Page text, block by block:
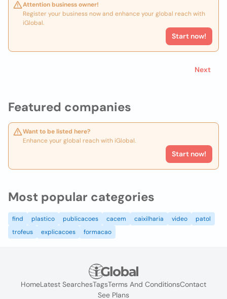
Featured companies
Want to be listed here?
Enhance your global reach with iGlobal.
Start now!
Attention business owner!
Register your business now and enhance your global reach with
iGlobal.
Start now!
Next
Most popular categories
find plastico publicacoes cacem caixilharia video
patol
trofeus
explicacoes formacao
HomeLatest SearchesTagsTerms And ConditionsContact
See Plans